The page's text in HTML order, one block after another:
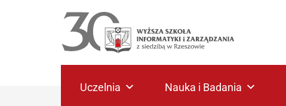
Uczelnia Nauka i Badania